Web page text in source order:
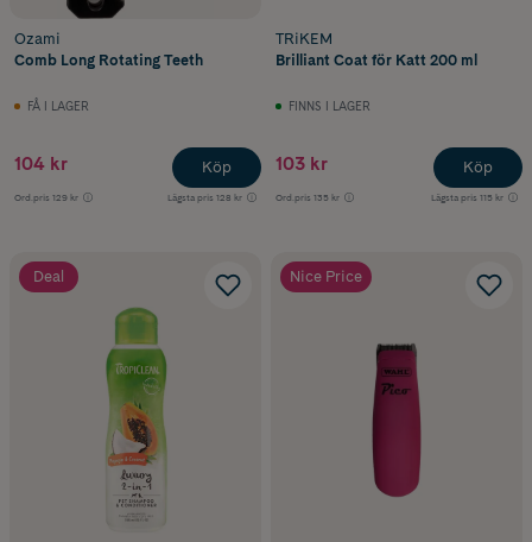
Ozami
Comb Long Rotating Teeth
FÅ I LAGER
104 kr
Ord.pris 129 kr Lägsta pris 128 kr
Köp
TRiKEM
Brilliant Coat för Katt 200 ml
FINNS I LAGER
103 kr
Ord.pris 135 kr Lägsta pris 115 kr
Köp
Deal Nice Price